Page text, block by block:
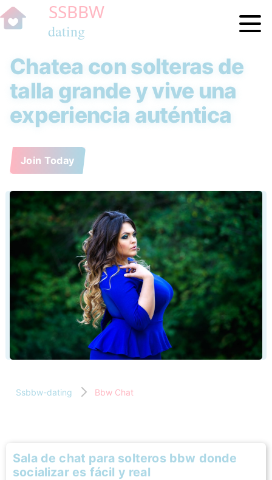
Chatea con solteras de
talla grande y vive una
experiencia auténtica
Join Today
Ssbbw-dating Bbw Chat
Sala de chat para solteros bbw donde
socializar es fácil y real